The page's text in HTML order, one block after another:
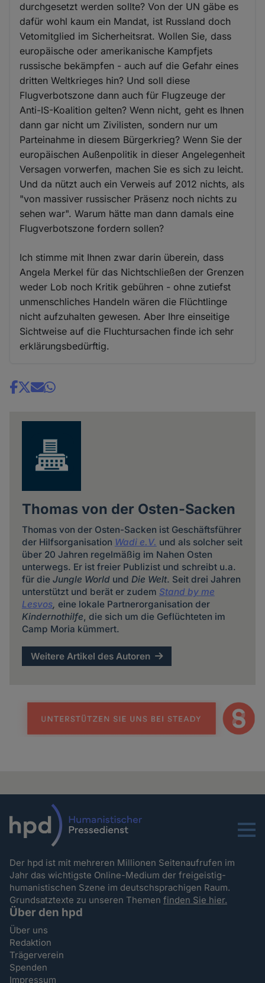
durchgesetzt werden sollte? Von der UN gäbe es
dafür wohl kaum ein Mandat, ist Russland doch
Vetomitglied im Sicherheitsrat. Wollen Sie, dass
europäische oder amerikanische Kampfjets
russische bekämpfen - auch auf die Gefahr eines
dritten Weltkrieges hin? Und soll diese
Flugverbotszone dann auch für Flugzeuge der
Anti-IS-Koalition gelten? Wenn nicht, geht es Ihnen
dann gar nicht um Zivilisten, sondern nur um
Parteinahme in diesem Bürgerkrieg? Wenn Sie der
europäischen Außenpolitik in dieser Angelegenheit
Versagen vorwerfen, machen Sie es sich zu leicht.
Und da nützt auch ein Verweis auf 2012 nichts, als
"von massiver russischer Präsenz noch nichts zu
sehen war". Warum hätte man dann damals eine
Flugverbotszone fordern sollen?
Ich stimme mit Ihnen zwar darin überein, dass
Angela Merkel für das Nichtschließen der Grenzen
weder Lob noch Kritik gebühren - ohne zutiefst
unmenschliches Handeln wären die Flüchtlinge
nicht aufzuhalten gewesen. Aber Ihre einseitige
Sichtweise auf die Fluchtursachen finde ich sehr
erklärungsbedürftig.
Share
Thomas von der Osten-Sacken
Thomas von der Osten-Sacken ist Geschäftsführer
der Hilfsorganisation Wadi e.V. und als solcher seit
über 20 Jahren regelmäßig im Nahen Osten
unterwegs. Er ist freier Publizist und schreibt u.a.
für die Jungle Worldund Die Welt. Seit drei Jahren
unterstützt und berät er zudem Stand by me
Lesvos, eine lokale Partnerorganisation der
Kindernothilfe , die sich um die Geflüchteten im
Camp Moria kümmert.
Weitere Artikel des Autoren
Menu
Der hpd ist mit mehreren Millionen Seitenaufrufen im
Jahr das wichtigste Online-Medium der freigeistig-
humanistischen Szene im deutschsprachigen Raum.
Grundsatztexte zu unseren Themenfinden Sie hier.
Über den hpd
Über uns
Redaktion
Trägerverein
Spenden
Impressum